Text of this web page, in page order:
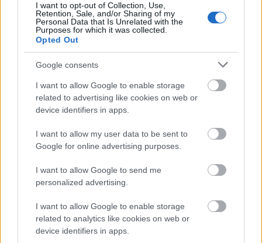
I want to opt-out of Collection, Use,
Retention, Sale, and/or Sharing of my
Personal Data that Is Unrelated with the
Purposes for which it was collected.
Opted Out
Google consents
I want to allow Google to enable storage
related to advertising like cookies on web or
device identifiers in apps.
I want to allow my user data to be sent to
Google for online advertising purposes.
I want to allow Google to send me
personalized advertising.
I want to allow Google to enable storage
related to analytics like cookies on web or
device identifiers in apps.
ΣΕΦ: Επαναπροκηρύσσεται η ενεργειακή
διαγωνισμός
Τζέφρι Μονκαντά: Ποιος είναι ο «εγκέφαλος» που
εμπιστεύτηκε ο Βαγγέλης Μαρινάκης
Μάριους Κράιγκερ Λιντ: Ο ποδοσφαιριστής που
παίζει στο Conference χωρίς δεξί χέρι (vid)!